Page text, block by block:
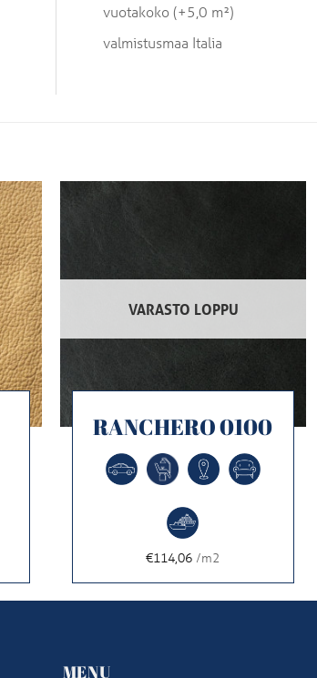
vuotakoko (+5,0 m²)
valmistusmaa Italia
VARASTO LOPPU
RANCHERO 0100
€114,06 /m2
MENU